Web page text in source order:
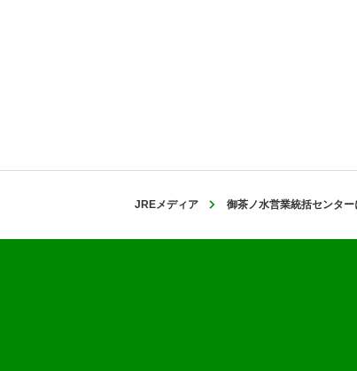
JREメディア 御茶ノ水営業統括センタ